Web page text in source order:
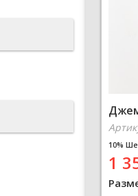
10%
1